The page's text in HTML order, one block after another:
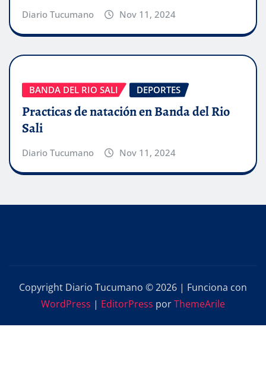
Diario Tucumano Nov 11, 2024
BANDA DEL RIO SALI DEPORTES
Practicas de natación en Banda del Rio
Sali
Diario Tucumano Nov 11, 2024
Copyright Diario Tucumano © 2026 | Funciona con
WordPress | EditorPress porThemeArile